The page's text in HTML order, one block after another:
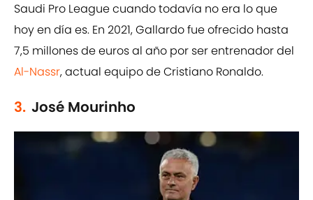
Saudi Pro League cuando todavía no era lo que
hoy en día es. En 2021, Gallardo fue ofrecido hasta
7,5 millones de euros al año por ser entrenador del
Al-Nassr, actual equipo de Cristiano Ronaldo.
3. José Mourinho